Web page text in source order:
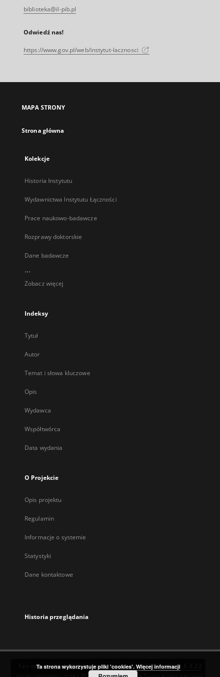
biblioteka@il-pib.pl
Odwiedź nas!
https://www.gov.pl/web/instytut-lacznosci
MAPA STRONY
Strona główna
Kolekcje
Historia Instytutu
Wydawnictwa Instytutu Łączności
Prace naukowo-badawcze
Rozprawy doktorskie
Dane badawcze
...
Zobacz więcej
Indeksy
Tytuł
Autor
Temat i słowa kluczowe
Opis
Wydawca
Współtwórca
Data wydania
O Projekcie
Opis projektu
Regulamin
Informacje o systemie
Statystyki
Dane kontaktowe
Historia przeglądania
Ten serwis działa dzięki oprogramowaniuDInGO dLibra 6.3.22
Ta strona wykorzystuje pliki 'cookies'. Więcej informacji